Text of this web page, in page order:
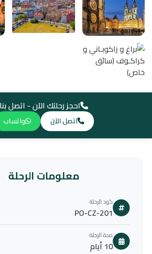
احجز رحلتك الآن - اتصل بنا
اتصل الآن واتساب
معلومات الرحلة
كود الرحلة
PO-CZ-201
مدة الرحلة
10 أيام